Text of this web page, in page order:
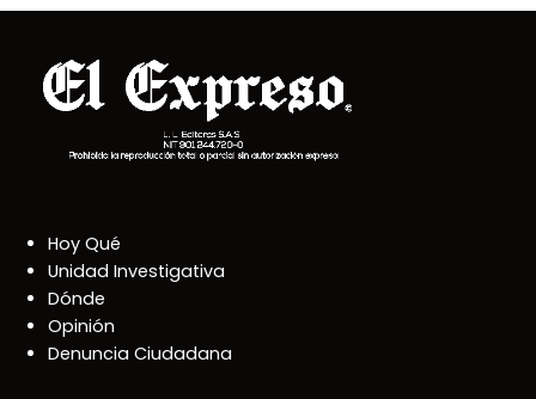
Hoy Qué
Unidad Investigativa
Dónde
Opinión
Denuncia Ciudadana